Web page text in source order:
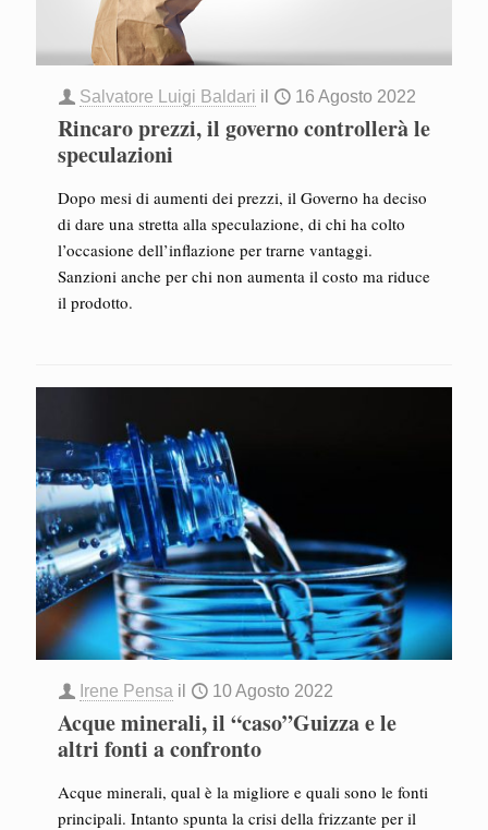
Salvatore Luigi Baldari il 16 Agosto 2022
Rincaro prezzi, il governo controllerà le
speculazioni
Dopo mesi di aumenti dei prezzi, il Governo ha deciso
di dare una stretta alla speculazione, di chi ha colto
l’occasione dell’inflazione per trarne vantaggi.
Sanzioni anche per chi non aumenta il costo ma riduce
il prodotto.
Irene Pensa il 10 Agosto 2022
Acque minerali, il “caso”Guizza e le
altri fonti a confronto
Acque minerali, qual è la migliore e quali sono le fonti
principali. Intanto spunta la crisi della frizzante per il